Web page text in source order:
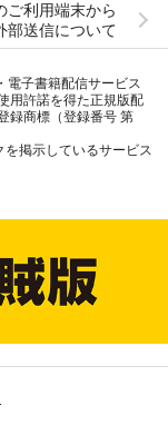
ご利用端末から
部送信について
電子書籍配信サービス
用許諾を得た正規版配
録商標（登録番号 第
掲示しているサービス